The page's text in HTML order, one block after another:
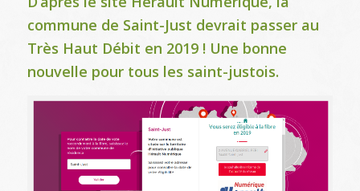
commune de Saint-Just devrait passer au
Très Haut Débit en 2019 ! Une bonne
nouvelle pour tous les saint-justois.